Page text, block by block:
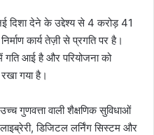
दिशा देने के उद्देश्य से 4 करोड़ 41
कार्य तेज़ी से प्रगति पर है।
गति आई है और परियोजना को
गया है।
उच्च गुणवत्ता वाली शैक्षणिक सुविधाओं
डिजिटल लर्निंग सिस्टम और